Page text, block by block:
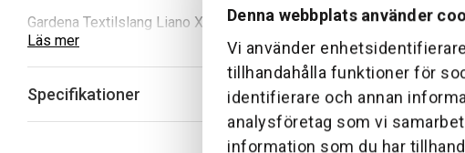
Denna webbplats använder
Vi använder
tillhandahålla funktioner för
identifierare och annan
analysföretag som vi
information som du har
Gardena Textilslang Liano Xtreme 20 m Set erbjuder en robust,
terräng och väderförhållanden samtidigt som den är enkel att
hållbarhet och smidig hantering.
Fördelar med Gardena Textilslang Liano Xtreme
Klarar tuff terräng som kullersten,
Läs mer
Specifikationer